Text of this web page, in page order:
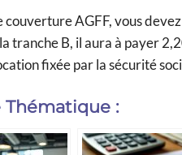
AGFF, vous
tranche B, il aura à payer
fixée par la sécurité
Thématique :